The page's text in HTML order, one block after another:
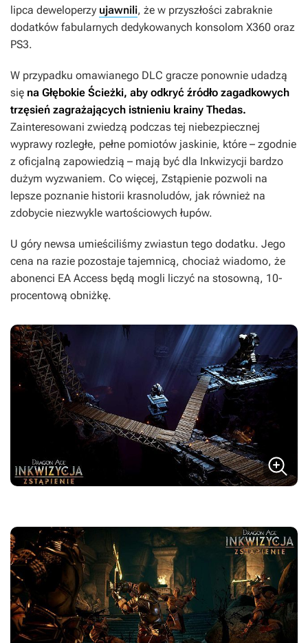
lipca deweloperzy ujawnili, że w przyszłości zabraknie
dodatków fabularnych dedykowanych konsolom X360 oraz
PS3.
W przypadku omawianego DLC gracze ponownie udadzą
się na Głębokie Ścieżki, aby odkryć źródło zagadkowych
trzęsień zagrażających istnieniu krainy Thedas.
Zainteresowani zwiedzą podczas tej niebezpiecznej
wyprawy rozległe, pełne pomiotów jaskinie, które – zgodnie
z oficjalną zapowiedzią – mają być dla Inkwizycji bardzo
dużym wyzwaniem. Co więcej, Zstąpienie pozwoli na
lepsze poznanie historii krasnoludów, jak również na
zdobycie niezwykle wartościowych łupów.
U góry newsa umieściliśmy zwiastun tego dodatku. Jego
cena na razie pozostaje tajemnicą, chociaż wiadomo, że
abonenci EA Access będą mogli liczyć na stosowną, 10-
procentową obniżkę.